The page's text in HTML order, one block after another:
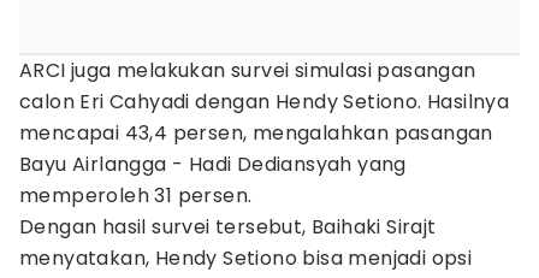
ARCI juga melakukan survei simulasi pasangan
calon Eri Cahyadi dengan Hendy Setiono. Hasilnya
mencapai 43,4 persen, mengalahkan pasangan
Bayu Airlangga - Hadi Dediansyah yang
memperoleh 31 persen.
Dengan hasil survei tersebut, Baihaki Sirajt
menyatakan, Hendy Setiono bisa menjadi opsi